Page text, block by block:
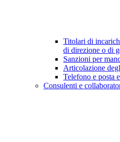
Titolari di
di direzione o di
Sanzioni per
Articolazione
Telefono e posta
Consulenti e